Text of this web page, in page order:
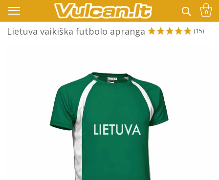
👉 -10% KODAS VISKAM PAPILDOMAI: VASARA 0
Lietuva vaikiška futbolo apranga (15)